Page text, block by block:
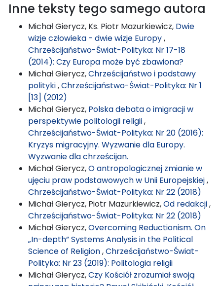
Inne teksty tego samego autora
Michał Gierycz, Ks. Piotr Mazurkiewicz, Dwie
wizje człowieka - dwie wizje Europy,
Chrześcijaństwo-Świat-Polityka: Nr 17-18
(2014): Czy Europa może być zbawiona?
Michał Gierycz,Chrześcijaństwo i podstawy
polityki,Chrześcijaństwo-Świat-Polityka: Nr 1
[13] (2012)
Michał Gierycz, Polska debata o imigracji w
perspektywie politologii religii,
Chrześcijaństwo-Świat-Polityka: Nr 20 (2016):
Kryzys migracyjny. Wyzwanie dla Europy.
Wyzwanie dla chrześcijan.
Michał Gierycz,O antropologicznej zmianie w
ujęciu praw podstawowych w Unii Europejskiej,
Chrześcijaństwo-Świat-Polityka: Nr 22 (2018)
Michał Gierycz, Piotr Mazurkiewicz,Od redakcji,
Chrześcijaństwo-Świat-Polityka: Nr 22 (2018)
Michał Gierycz,Overcoming Reductionism. On
„In-depth” Systems Analysis in the Political
Science of Religion,Chrześcijaństwo-Świat-
Polityka: Nr 23 (2019): Politologia religii
Michał Gierycz,Czy Kościół zrozumiał swoją